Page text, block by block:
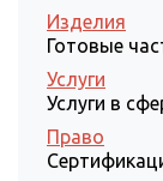
Изделия
Готовые
Услуги
Услуги в
Право